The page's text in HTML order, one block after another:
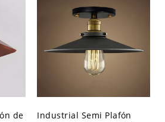
de
Industrial Semi Plafón